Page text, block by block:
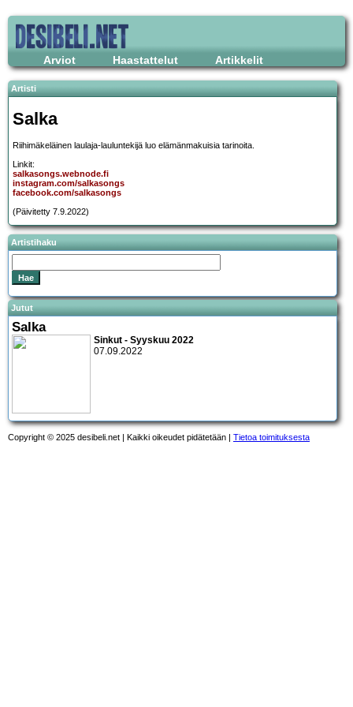
Arviot Haastattelut Artikkelit
Artisti
Salka
Riihimäkeläinen laulaja-lauluntekijä luo elämänmakuisia tarinoita.
Linkit:
salkasongs.webnode.fi
instagram.com/salkasongs
facebook.com/salkasongs
(Päivitetty 7.9.2022)
Artistihaku
Jutut
Salka
Sinkut - Syyskuu 2022
07.09.2022
Copyright © 2025 desibeli.net | Kaikki oikeudet pidätetään | Tietoa toimituksesta